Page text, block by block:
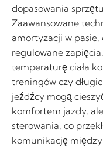
dopasowania
Zaawansowane
amortyzacji w
regulowane
temperaturę ciała
treningów czy
jeźdźcy mogą
komfortem jazdy,
sterowania, co
komunikację